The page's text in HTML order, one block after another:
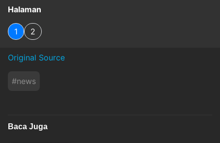
Halaman
1 2
Original Source
#news
Baca Juga